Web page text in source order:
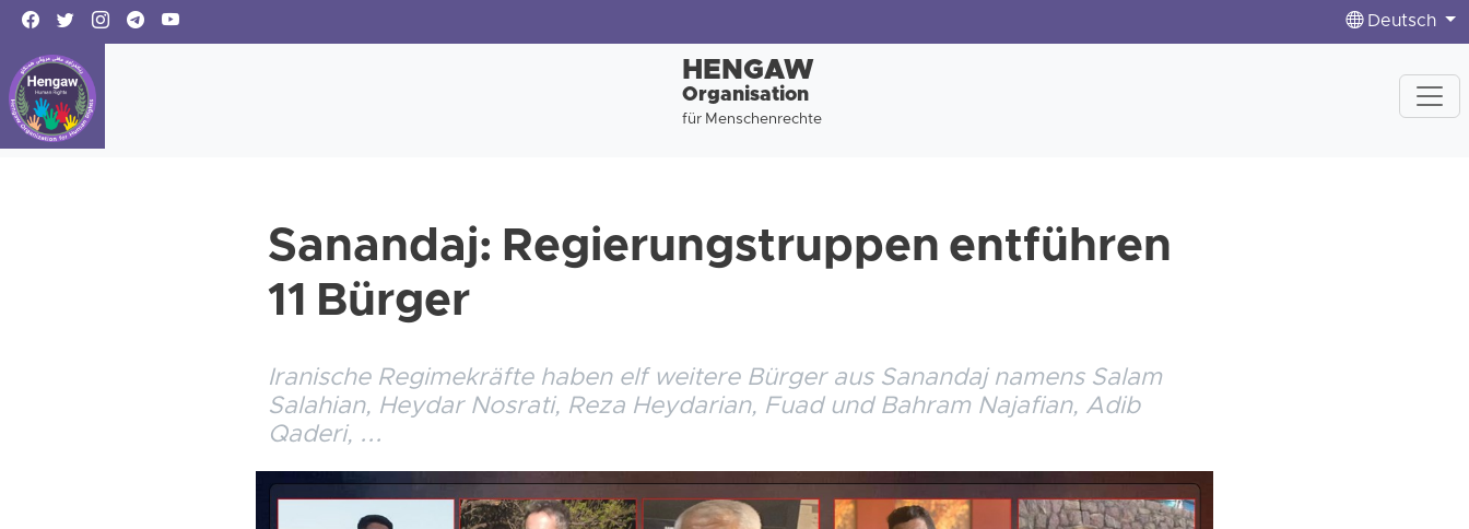
Deutsch
HENGAW
Organisation
für Menschenrechte
Sanandaj: Regierungstruppen entführen
11 Bürger
Iranische Regimekräfte haben elf weitere Bürger aus Sanandaj namens Salam
Salahian, Heydar Nosrati, Reza Heydarian, Fuad und Bahram Najafian, Adib
Qaderi, ...